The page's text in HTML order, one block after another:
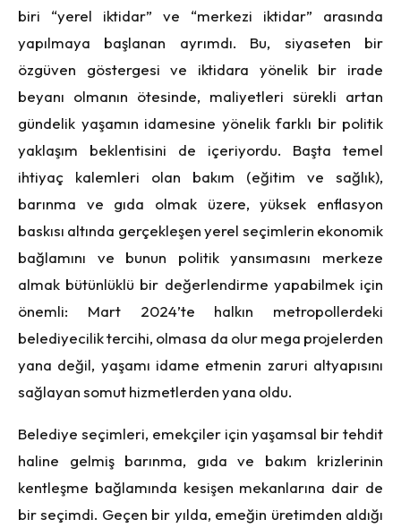
biri “yerel iktidar” ve “merkezi iktidar” arasında
yapılmaya başlanan ayrımdı. Bu, siyaseten bir
özgüven göstergesi ve iktidara yönelik bir irade
beyanı olmanın ötesinde, maliyetleri sürekli artan
gündelik yaşamın idamesine yönelik farklı bir politik
yaklaşım beklentisini de içeriyordu. Başta temel
ihtiyaç kalemleri olan bakım (eğitim ve sağlık),
barınma ve gıda olmak üzere, yüksek enflasyon
baskısı altında gerçekleşen yerel seçimlerin ekonomik
bağlamını ve bunun politik yansımasını merkeze
almak bütünlüklü bir değerlendirme yapabilmek için
önemli: Mart 2024’te halkın metropollerdeki
belediyecilik tercihi, olmasa da olur mega projelerden
yana değil, yaşamı idame etmenin zaruri altyapısını
sağlayan somut hizmetlerden yana oldu.
Belediye seçimleri, emekçiler için yaşamsal bir tehdit
haline gelmiş barınma, gıda ve bakım krizlerinin
kentleşme bağlamında kesişen mekanlarına dair de
bir seçimdi. Geçen bir yılda, emeğin üretimden aldığı